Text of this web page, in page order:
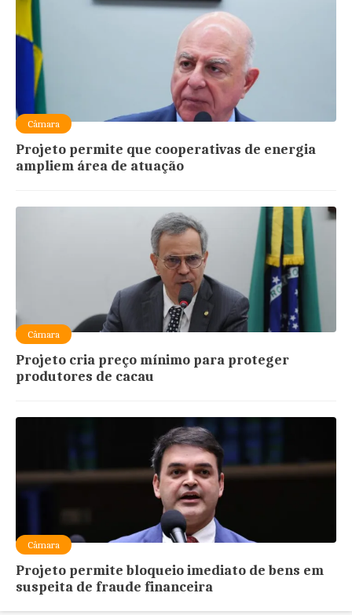
Câmara
Projeto permite que cooperativas de energia
ampliem área de atuação
Câmara
Projeto cria preço mínimo para proteger
produtores de cacau
Câmara
Projeto permite bloqueio imediato de bens em
suspeita de fraude financeira